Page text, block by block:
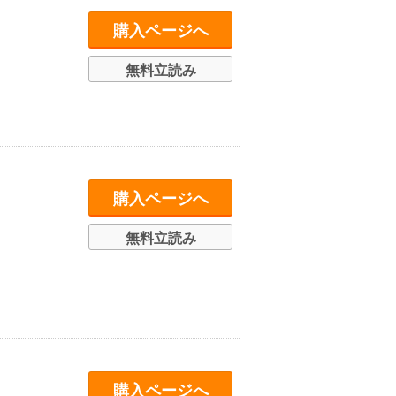
購入ページへ
無料立読み
購入ページへ
無料立読み
購入ページへ